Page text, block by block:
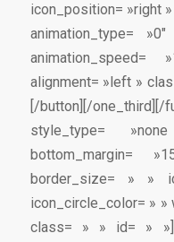
icon_position= »right
animation_type=
alignment= »left »
[/button][/one_third][/
style_type=
bottom_margin=
border_size= » »
icon_circle_color= » »
class= » » id= »